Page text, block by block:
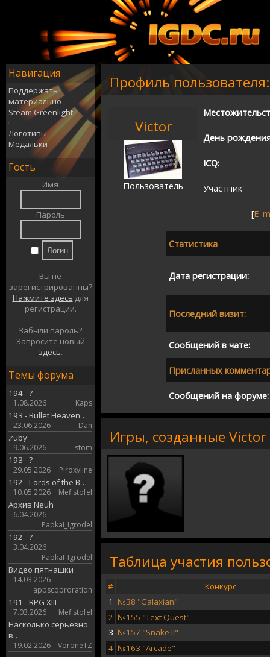
Навигация
Поддержать
материально
Steam Greenlight
Логотипы
Медальки
Гость
Имя
Пароль
Вы не
зарегистрированны?
Нажмите здесь для
регистрации.
Забыли пароль?
Запросите новый
здесь.
Темы форума
194 - ?
1.08.2026 Kaps
193 - Bullet Heaven…
23.06.2026 Dan
.ruby
9.06.2026 stom
193 - ?
29.05.2026 Piroxyline
192 - Lords of the B…
10.05.2026 Mefistofel
Архив Neuh
6.04.2026
PapkaI_Igrodel
192 - ?
3.04.2026
PapkaI_Igrodel
Видео пятнашки
14.03.2026
appscoproration
191 - RPG XIII
7.03.2026 Mefistofel
Насколько серьезно
в…
19.02.2026 VoroneTZ
Профиль пользователя:
Victor
Пользователь
День
ICQ:
Участник
[E-
Статистика
Дата регистрации:
Последний визит:
Сообщений в чате:
Присланных
Сообщений на форуме:
Игры, созданные Victor
Таблица участия
#
Конкурс
1
№38 "Galaxian"
2 №155 "Text Quest"
3 №157 "Snake II"
4 №163 "Arcade"